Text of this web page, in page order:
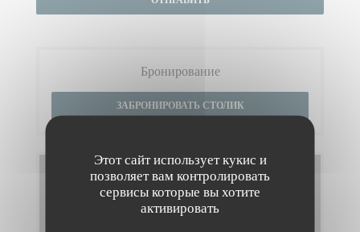
Этот сайт использует кукис и
позволяет вам контролировать
сервисы которые вы хотите
активировать
Бронирование
ЗАБРОНИРОВАТЬ СТОЛИК
Меню
ОТКРОЙТЕ ДЛЯ СЕБЯ НАШЕ МЕНЮ